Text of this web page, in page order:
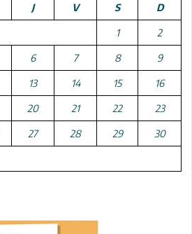
J V S D
1 2
6 7 8 9
13 14 15 16
20 21 22 23
27 28 29 30